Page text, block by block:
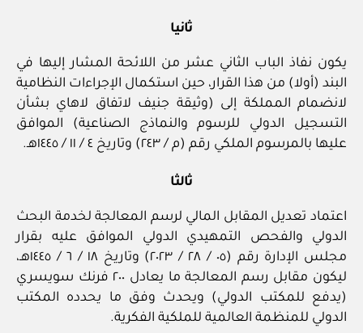
ثانيا
يكون نفاذ الباب الثاني عشر من اللائحة المشار إليها في
البند (أولا) من هذا القرار، حين استكمال الإجراءات النظامية
لانضمام المملكة إلى (وثيقة جنيف لاتفاق لاهاي بشأن
التسجيل الدولي للرسوم والنماذج الصناعية) الموافق
عليها بالمرسوم الملكي رقم (م / ٢٤٣) وتاريخ ٤ / ‏١١‏ / ١٤٤٥هـ.
ثالثا
اعتماد تعديل المقابل المالي لرسم المعالجة لخدمة البحث
الدولي والفحص التمهيدي الدولي الموافق عليه بقرار
مجلس الإدارة رقم (٠٥ / ‏٢٨‏ / ٢٠٢٣) وتاريخ ١٨ / ‏٦‏ / ١٤٤٥هـ،
ليكون مقابل رسم المعالجة ما يعادل ٢٠٠ فرنك سويسري
(يدفع للمكتب الدولي) ويحدث وفق ما يحدده المكتب
الدولي للمنظمة العالمية للملكية الفكرية.